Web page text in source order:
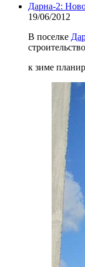
Дарна-2:
19/06/2012
В поселке
к зиме